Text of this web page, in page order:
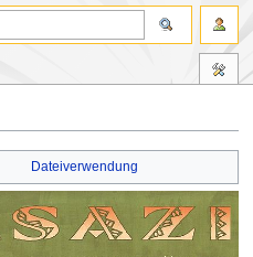
Dateiverwendung